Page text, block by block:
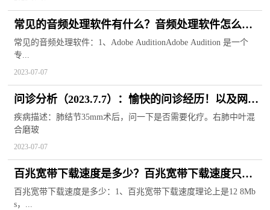
常见的音频处理软件有什么？音频处理软件怎么消
除噪音？
常见的音频处理软件：1、Adobe AuditionAdobe Audition 是一个
专...
2023-07-07
问诊分析（2023.7.7）：愉快的问诊经历！以及网络
问诊注意事项
疾病描述：肺结节35mm术后，问一下是否需要化疗。右肺中叶混
合磨玻
2023-07-07
百兆宽带下载速度是多少？百兆宽带下载速度只有1
兆怎么办？
百兆宽带下载速度是多少：1、百兆宽带下载速度理论上是12 8Mb
s，...